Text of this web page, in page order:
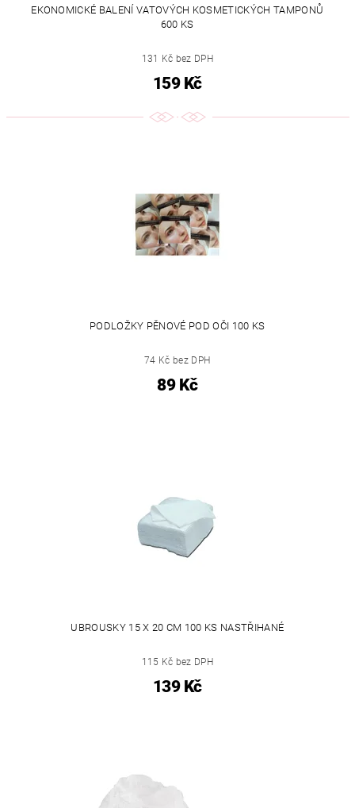
EKONOMICKÉ BALENÍ VATOVÝCH KOSMETICKÝCH TAMPONŮ
600 KS
131 Kč bez DPH
159 Kč
PODLOŽKY PĚNOVÉ POD OČI 100 KS
74 Kč bez DPH
89 Kč
UBROUSKY 15 X 20 CM 100 KS NASTŘIHANÉ
115 Kč bez DPH
139 Kč